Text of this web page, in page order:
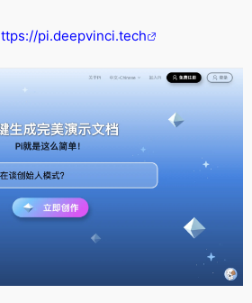
pi.deepvinci.tech